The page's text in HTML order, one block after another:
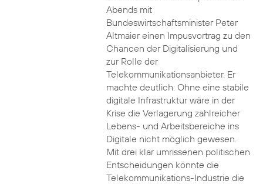
Abends mit
Bundeswirtschaftsminister Peter
Altmaier einen Impusvortrag zu den
Chancen der Digitalisierung und
zur Rolle der
Telekommunikationsanbieter. Er
machte deutlich: Ohne eine stabile
digitale Infrastruktur wäre in der
Krise die Verlagerung zahlreicher
Lebens- und Arbeitsbereiche ins
Digitale nicht möglich gewesen.
Mit drei klar umrissenen politischen
Entscheidungen könnte die
Telekommunikations-Industrie die